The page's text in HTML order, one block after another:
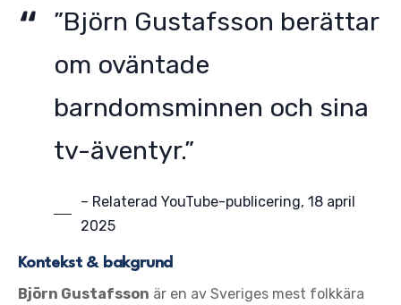
”Björn Gustafsson berättar
om oväntade
barndomsminnen och sina
tv-äventyr.”
– Relaterad YouTube-publicering, 18 april
2025
Kontekst & bakgrund
Björn Gustafsson är en av Sveriges mest folkkära